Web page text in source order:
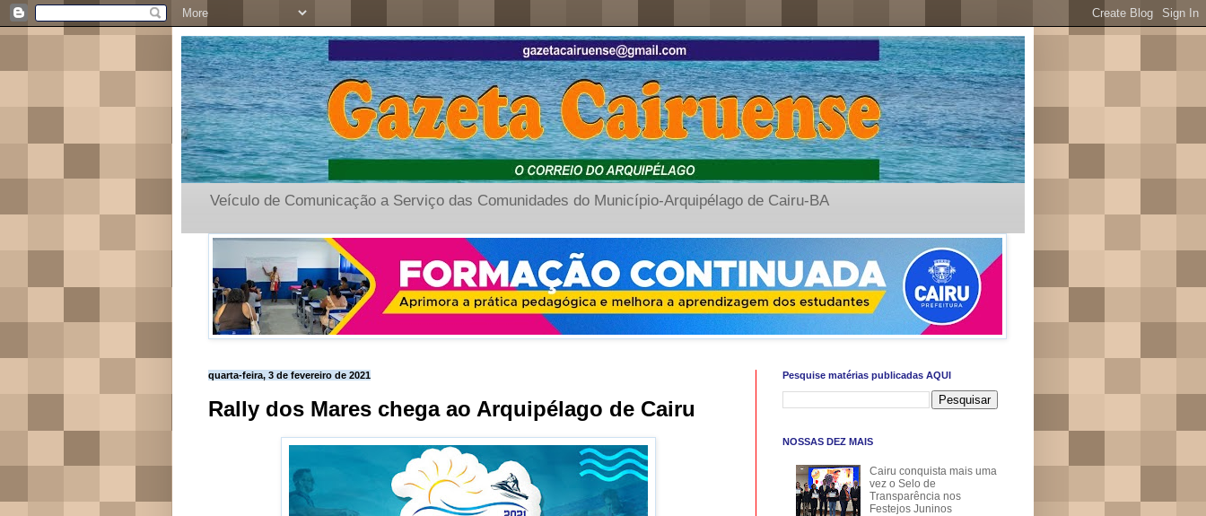
Veículo de Comunicação a Serviço das Comunidades do Município-Arquipélago de Cairu-BA
quarta-feira, 3 de fevereiro de 2021
Rally dos Mares chega ao Arquipélago de Cairu
Pesquise matérias publicadas AQUI
NOSSAS DEZ MAIS
Cairu conquista mais uma
vez o Selo de
Transparência nos
Festejos Juninos